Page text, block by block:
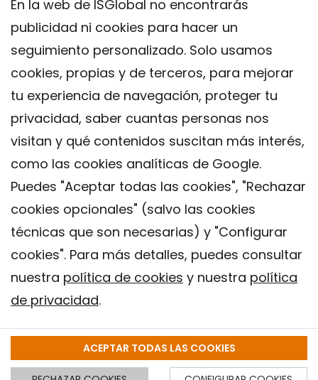
En la web de ISGlobal no encontrarás
publicidad ni cookies para hacer un
seguimiento personalizado. Solo usamos
cookies, propias y de terceros, para mejorar
tu experiencia de navegación, proteger tu
privacidad, saber cuantas personas nos
visitan y qué contenidos suscitan más interés,
como las cookies analíticas de Google.
Puedes "Aceptar todas las cookies", "Rechazar
cookies opcionales" (salvo las cookies
técnicas que son necesarias) y "Configurar
cookies". Para más detalles, puedes consultar
nuestra política de cookies y nuestra política
de privacidad.
ACEPTAR TODAS LAS COOKIES
Contacto
Política de privacidad
Política de Cookies
Instituto de Salud Global de Barcelona (ISGlobal), 2018.